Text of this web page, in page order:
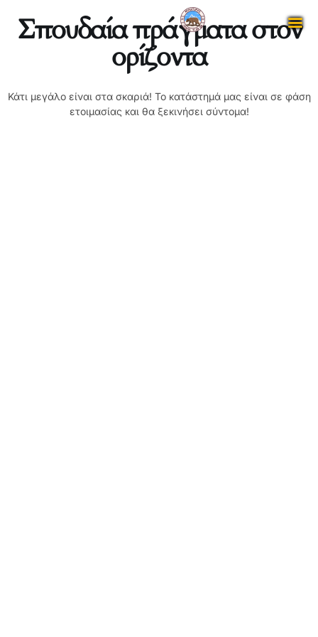
Σπουδαία πράγματα στον
ορίζοντα
Κάτι μεγάλο είναι στα σκαριά! Το κατάστημά μας είναι σε φάση
ετοιμασίας και θα ξεκινήσει σύντομα!